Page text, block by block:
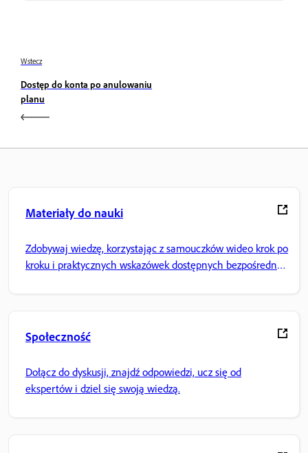
Wstecz
Dostęp do konta po anulowaniu
planu
Materiały do nauki
Zdobywaj wiedzę, korzystając z samouczków wideo krok po
kroku i praktycznych wskazówek dostępnych bezpośrednio
Społeczność
Dołącz do dyskusji, znajdź odpowiedzi, ucz się od
ekspertów i dziel się swoją wiedzą.